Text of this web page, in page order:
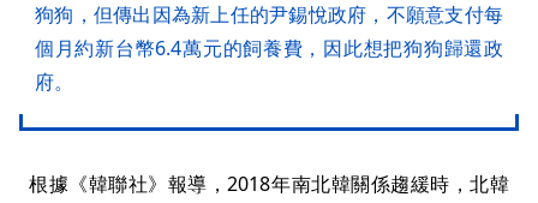
狗狗，但傳出因為新上任的尹錫悅政府，不願意支付每
個月約新台幣6.4萬元的飼養費，因此想把狗狗歸還政
府。
根據《韓聯社》報導，2018年南北韓關係趨緩時，北韓